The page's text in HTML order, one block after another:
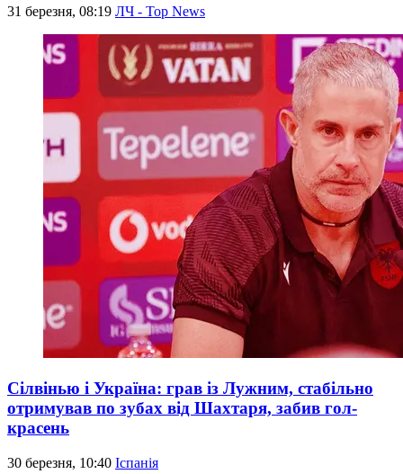
31 березня, 08:19 ЛЧ - Top News
Сілвінью і Україна: грав із Лужним, стабільно
отримував по зубах від Шахтаря, забив гол-
красень
30 березня, 10:40 Іспанія